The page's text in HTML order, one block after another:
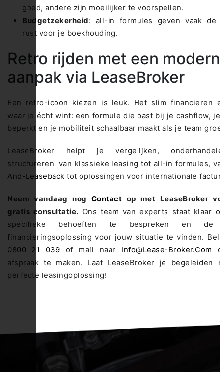
goed, andere zijn moeilijker te voorspellen.
Budgetzekerheid: all-in formules geven vaak de
rust voor je boekhouding.
Retro rijden met een
aanpak via LeaseBroker
Een retro-icoon kiezen is leuk. Het slim financieren
waar je écht wint: een formule die past bij je cashflow, je
beperkt en je mobiliteit schaalbaar maakt als je team
LeaseBroker helpt je vergelijken,
structureren: van klassieke leasing tot all-in formules,
And-Leaseback tot oplossingen voor internationale
Neem vandaag nog Contact op met LeaseBroker
gratis consultatie. Ons team van experts staat klaar
specifieke behoeften te bespreken en de
financieringsoplossing voor jouw situatie te vinden.
0800 21 039 of mail naar Info@lease-Broker.com
afspraak te maken. Laat LeaseBroker je begeleiden
perfecte leasingoplossing!